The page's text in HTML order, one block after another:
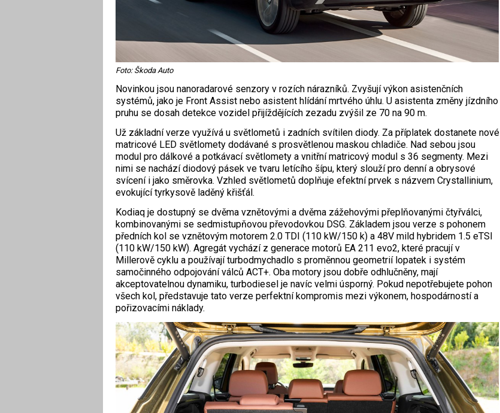
Foto: Škoda Auto
Novinkou jsou nanoradarové senzory v rozích nárazníků. Zvyšují výkon asistenčních
systémů, jako je Front Assist nebo asistent hlídání mrtvého úhlu. U asistenta změny jízdního
pruhu se dosah detekce vozidel přijíždějících zezadu zvýšil ze 70 na 90 m.
Už základní verze využívá u světlometů i zadních svítilen diody. Za příplatek dostanete nové
matricové LED světlomety dodávané s prosvětlenou maskou chladiče. Nad sebou jsou
modul pro dálkové a potkávací světlomety a vnitřní matricový modul s 36 segmenty. Mezi
nimi se nachází diodový pásek ve tvaru letícího šípu, který slouží pro denní a obrysové
svícení i jako směrovka. Vzhled světlometů doplňuje efektní prvek s názvem Crystallinium,
evokující tyrkysově laděný křišťál.
Kodiaq je dostupný se dvěma vznětovými a dvěma zážehovými přeplňovanými čtyřválci,
kombinovanými se sedmistupňovou převodovkou DSG. Základem jsou verze s pohonem
předních kol se vznětovým motorem 2.0 TDI (110 kW/150 k) a 48V mild hybridem 1.5 eTSI
(110 kW/150 kW). Agregát vychází z generace motorů EA 211 evo2, které pracují v
Millerově cyklu a používají turbodmychadlo s proměnnou geometrií lopatek i systém
samočinného odpojování válců ACT+. Oba motory jsou dobře odhlučněny, mají
akceptovatelnou dynamiku, turbodiesel je navíc velmi úsporný. Pokud nepotřebujete pohon
všech kol, představuje tato verze perfektní kompromis mezi výkonem, hospodárností a
pořizovacími náklady.